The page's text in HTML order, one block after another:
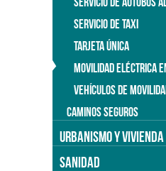
SERVICIO DE TAXI
TARJETA ÚNICA
MOVILIDAD ELÉCTRICA
VEHÍCULOS DE
CAMINOS SEGUROS
URBANISMO Y VIVIENDA
SANIDAD